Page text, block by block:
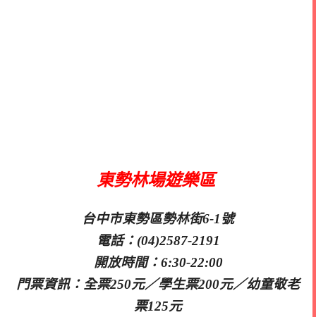
東勢林場遊樂區
台中市東勢區勢林街6-1號
電話：(04)2587-2191
開放時間：6:30-22:00
門票資訊：全票250元／學生票200元／幼童敬老
票125元